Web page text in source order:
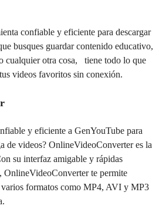
confiable y eficiente para descargar
busques guardar contenido educativo,
cualquier otra cosa, tiene todo lo que
videos favoritos sin conexión.
y eficiente a GenYouTube para
de videos? OnlineVideoConverter es la
su interfaz amigable y rápidas
OnlineVideoConverter te permite
formatos como MP4, AVI y MP3